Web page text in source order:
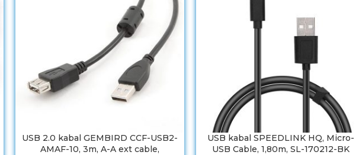
USB 2.0 kabal GEMBIRD CCF-USB2-
AMAF-10, 3m, A-A ext cable,
USB kabal SPEEDLINK HQ, Micro-
USB Cable, 1,80m, SL-170212-BK